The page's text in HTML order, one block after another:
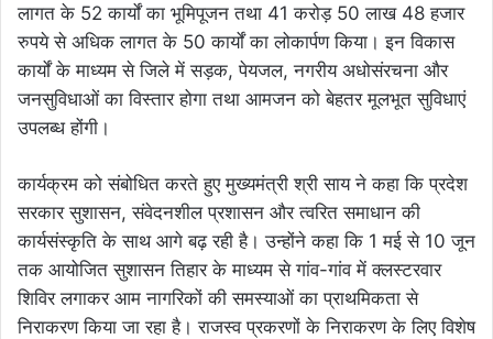
लागत के 52 कार्यों का भूमिपूजन तथा 41 करोड़ 50 लाख 48 हजार
रुपये से अधिक लागत के 50 कार्यों का लोकार्पण किया। इन विकास
कार्यों के माध्यम से जिले में सड़क, पेयजल, नगरीय अधोसंरचना और
जनसुविधाओं का विस्तार होगा तथा आमजन को बेहतर मूलभूत सुविधाएं
उपलब्ध होंगी।
कार्यक्रम को संबोधित करते हुए मुख्यमंत्री श्री साय ने कहा कि प्रदेश
सरकार सुशासन, संवेदनशील प्रशासन और त्वरित समाधान की
कार्यसंस्कृति के साथ आगे बढ़ रही है। उन्होंने कहा कि 1 मई से 10 जून
तक आयोजित सुशासन तिहार के माध्यम से गांव-गांव में क्लस्टरवार
शिविर लगाकर आम नागरिकों की समस्याओं का प्राथमिकता से
निराकरण किया जा रहा है। राजस्व प्रकरणों के निराकरण के लिए विशेष